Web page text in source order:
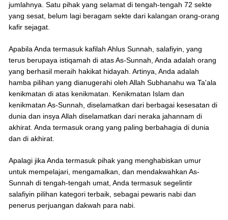
jumlahnya. Satu pihak yang selamat di tengah-tengah 72 sekte
yang sesat, belum lagi beragam sekte dari kalangan orang-orang
kafir sejagat.
Apabila Anda termasuk kafilah Ahlus Sunnah, salafiyin, yang
terus berupaya istiqamah di atas As-Sunnah, Anda adalah orang
yang berhasil meraih hakikat hidayah. Artinya, Anda adalah
hamba pilihan yang dianugerahi oleh Allah Subhanahu wa Ta'ala
kenikmatan di atas kenikmatan. Kenikmatan Islam dan
kenikmatan As-Sunnah, diselamatkan dari berbagai kesesatan di
dunia dan insya Allah diselamatkan dari neraka jahannam di
akhirat. Anda termasuk orang yang paling berbahagia di dunia
dan di akhirat.
Apalagi jika Anda termasuk pihak yang menghabiskan umur
untuk mempelajari, mengamalkan, dan mendakwahkan As-
Sunnah di tengah-tengah umat, Anda termasuk segelintir
salafiyin pilihan kategori terbaik, sebagai pewaris nabi dan
penerus perjuangan dakwah para nabi.